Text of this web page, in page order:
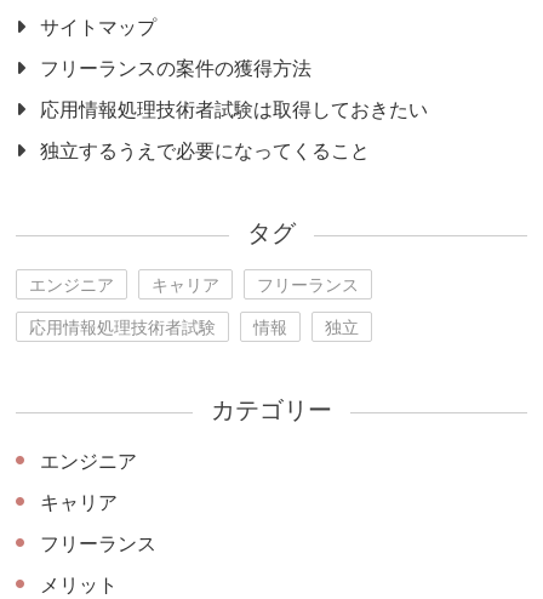
サイトマップ
フリーランスの案件の獲得方法
応用情報処理技術者試験は取得しておきたい
独立するうえで必要になってくること
タグ
エンジニア キャリア
フリーランス
応用情報処理技術者試験
情報 独立
カテゴリー
エンジニア
キャリア
フリーランス
メリット